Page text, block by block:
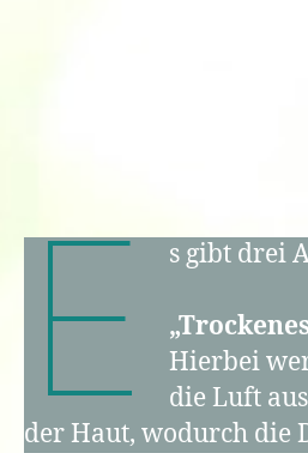
E s gibt drei
Hierbei
die Luft
der Haut, wodurch die